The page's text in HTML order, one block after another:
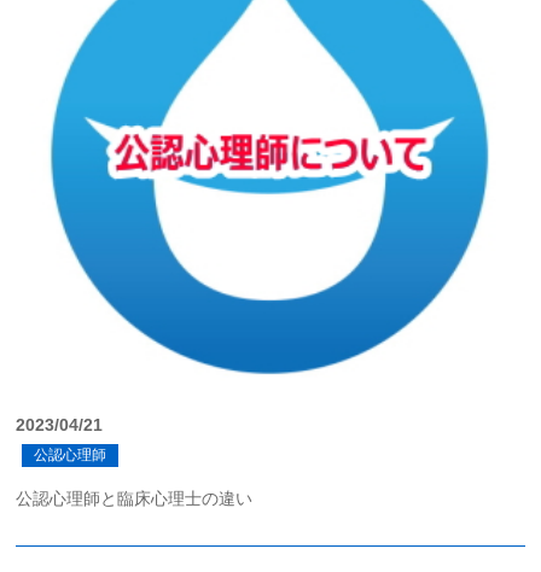
2023/04/21
公認心理師
公認心理師と臨床心理士の違い